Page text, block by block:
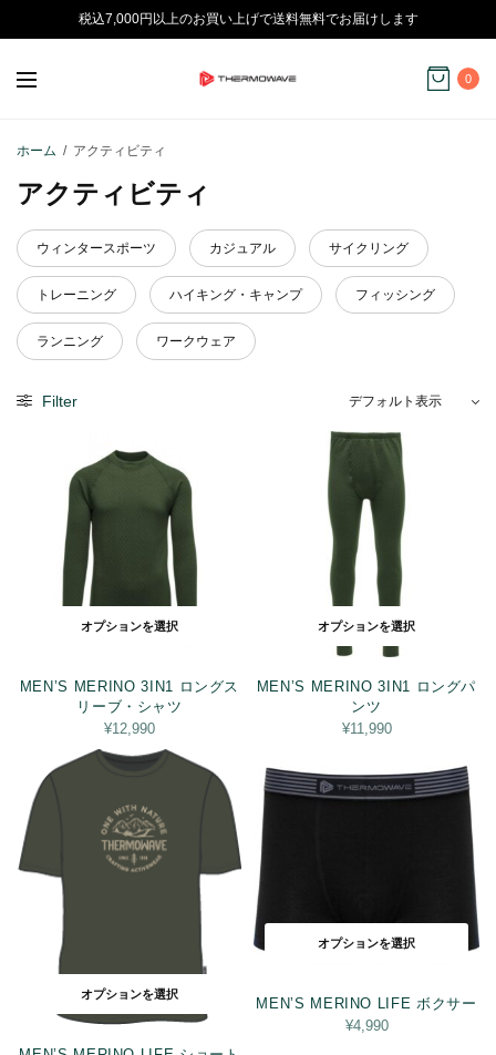
税込7,000円以上のお買い上げで送料無料でお届けします
0
ホーム / アクティビティ
アクティビティ
ウィンタースポーツ カジュアル サイクリング
トレーニング ハイキング・キャンプ フィッシング
ランニング ワークウェア
Filter
オプションを選択
MEN’S MERINO 3IN1 ロングス
リーブ・シャツ
¥12,990
オプションを選択
MEN’S MERINO 3IN1 ロングパ
ンツ
¥11,990
オプションを選択
オプションを選択
MEN’S MERINO LIFE ボクサー
¥4,990